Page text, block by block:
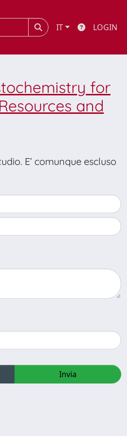
IT LOGIN
for
and
E’ comunque escluso
Invia